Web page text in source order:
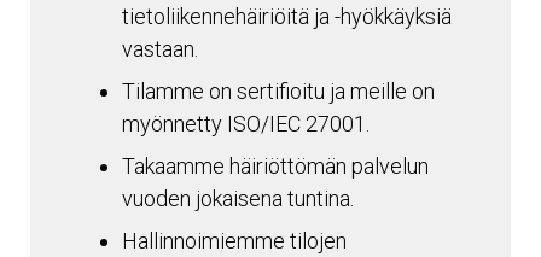
tietoliikennehäiriöitä ja -hyökkäyksiä
vastaan.
Tilamme on sertifioitu ja meille on
myönnetty ISO/IEC 27001.
Takaamme häiriöttömän palvelun
vuoden jokaisena tuntina.
Hallinnoimiemme tilojen